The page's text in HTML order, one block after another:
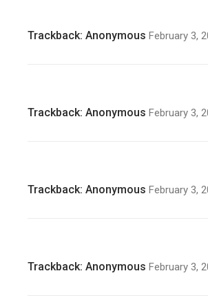
Trackback:Anonymous February 3,
Trackback:Anonymous February 3,
Trackback:Anonymous February 3,
Trackback:Anonymous February 3,